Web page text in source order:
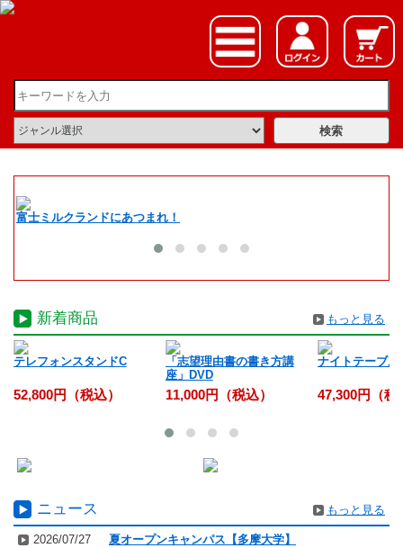
富士ミルクランドにあつまれ！
新着商品 もっと見る
テレフォンスタンドC
52,800円（税込）
「志望理由書の書き方講
座」DVD
11,000円（税込）
ナイトテーブル
47,300円（税
ニュース もっと見る
2026/07/27
夏オープンキャンパス【多摩大学】